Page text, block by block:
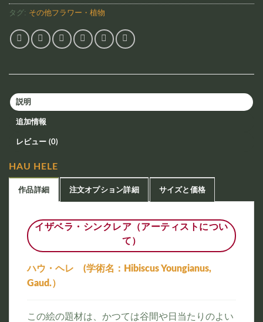
タグ: その他フラワー・植物
説明
追加情報
レビュー (0)
HAU HELE
作品詳細 注文オプション詳細 サイズと価格
イザベラ・シンクレア（アーティストについ
て）
ハウ・ヘレ (学術名：Hibiscus Youngianus,
Gaud.）
この絵の題材は、かつては谷間や日当たりのよい